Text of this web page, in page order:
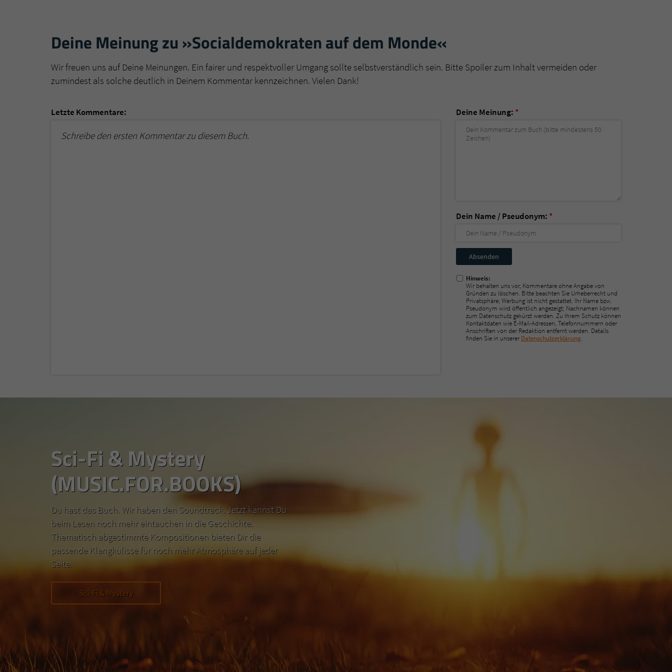
Deine Meinung zu »Socialdemokraten auf dem Monde«
Wir freuen uns auf Deine Meinungen. Ein fairer und respektvoller Umgang sollte selbstverständlich sein. Bitte Spoiler zum Inhalt vermeiden oder
zumindest als solche deutlich in Deinem Kommentar kennzeichnen. Vielen Dank!
Letzte Kommentare:
Schreibe den ersten Kommentar zu diesem Buch.
Deine Meinung: *
Dein Name / Pseudonym: *
Nicht
ausfüllen!
Hinweis:
Wir behalten uns vor, Kommentare ohne Angabe von
Gründen zu löschen. Bitte beachten Sie Urheberrecht und
Privatsphäre; Werbung ist nicht gestattet. Ihr Name bzw.
Pseudonym wird öffentlich angezeigt; Nachnamen können
zum Datenschutz gekürzt werden. Zu Ihrem Schutz können
Kontaktdaten wie E-Mail-Adressen, Telefonnummern oder
Anschriften von der Redaktion entfernt werden. Details
finden Sie in unserer Datenschutzerklärung.
Sci-Fi & Mystery
(MUSIC.FOR.BOOKS)
Du hast das Buch. Wir haben den Soundtrack. Jetzt kannst Du
beim Lesen noch mehr eintauchen in die Geschichte.
Thematisch abgestimmte Kompositionen bieten Dir die
passende Klangkulisse für noch mehr Atmosphäre auf jeder
Seite.
Sci-Fi & Mystery